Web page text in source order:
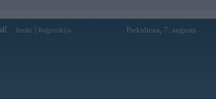
Ienākt Reģistrācija Piektdiena, 7. augusts